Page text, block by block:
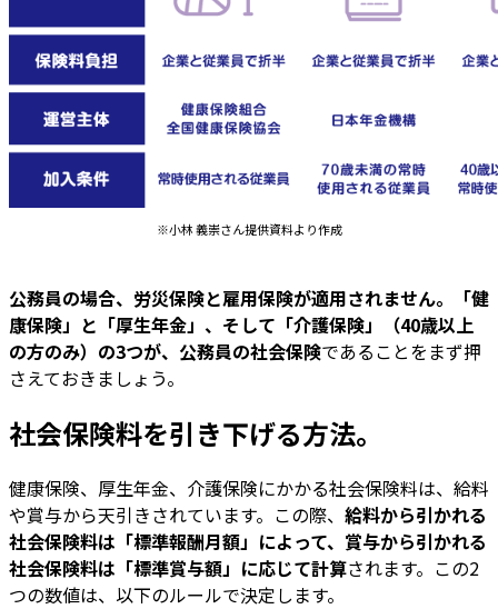
※小林 義崇さん提供資料より作成
公務員の場合、労災保険と雇用保険が適用されません。「健
康保険」と「厚生年金」、そして「介護保険」（40歳以上
の方のみ）の3つが、公務員の社会保険であることをまず押
さえておきましょう。
社会保険料を引き下げる方法。
健康保険、厚生年金、介護保険にかかる社会保険料は、給料
や賞与から天引きされています。この際、 給料から引かれる
社会保険料は「標準報酬月額」によって、賞与から引かれる
社会保険料は「標準賞与額」に応じて計算されます。この2
つの数値は、以下のルールで決定します。